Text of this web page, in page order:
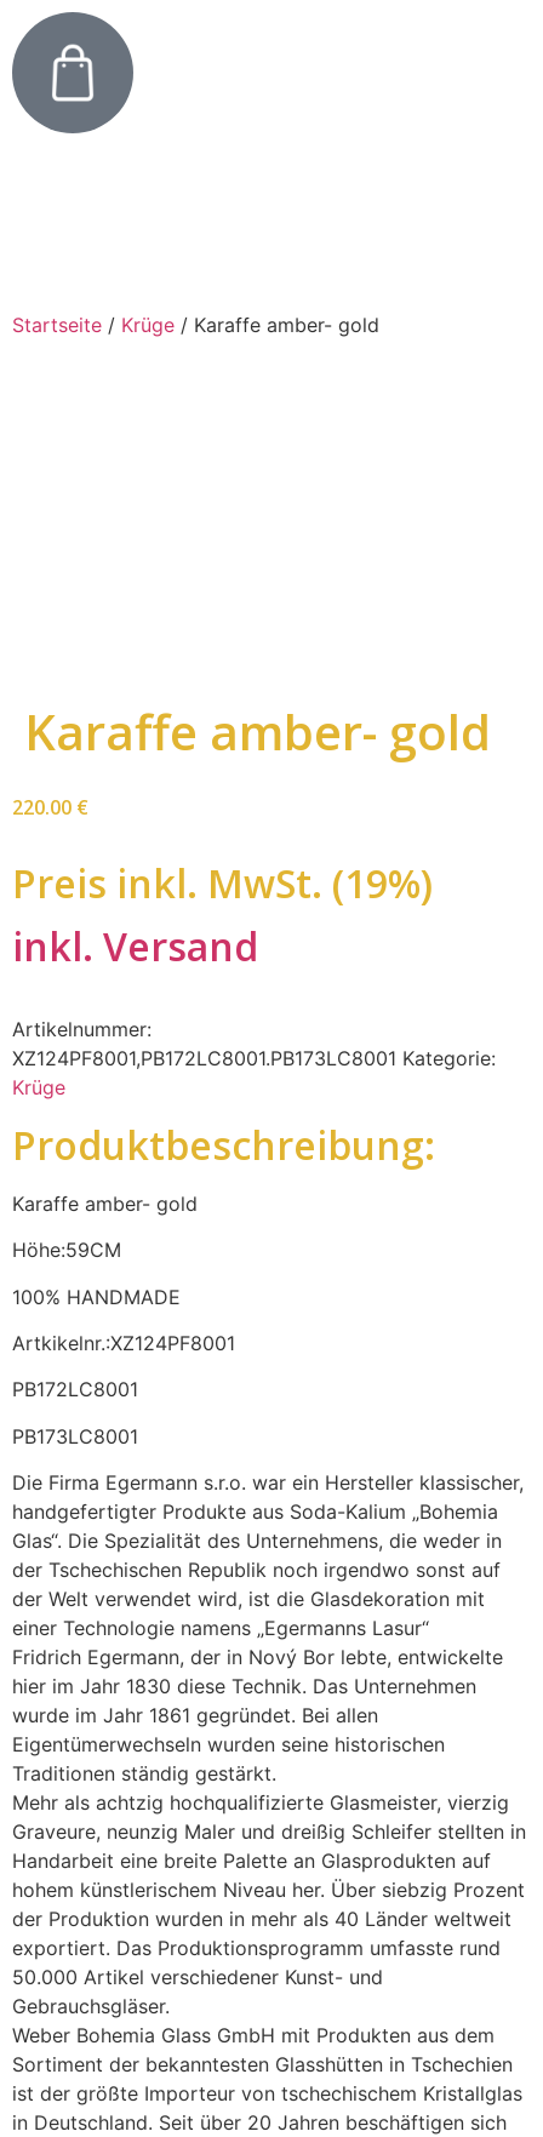
Startseite / Krüge / Karaffe amber- gold
Karaffe amber- gold
220.00 €
Preis inkl. MwSt. (19%)
inkl. Versand
Artikelnummer:
XZ124PF8001,PB172LC8001.PB173LC8001 Kategorie:
Krüge
Produktbeschreibung:
Karaffe amber- gold
Höhe:59CM
100% HANDMADE
Artkikelnr.:XZ124PF8001
PB172LC8001
PB173LC8001
Die Firma Egermann s.r.o. war ein Hersteller klassischer,
handgefertigter Produkte aus Soda-Kalium „Bohemia
Glas“. Die Spezialität des Unternehmens, die weder in
der Tschechischen Republik noch irgendwo sonst auf
der Welt verwendet wird, ist die Glasdekoration mit
einer Technologie namens „Egermanns Lasur“
Fridrich Egermann, der in Nový Bor lebte, entwickelte
hier im Jahr 1830 diese Technik. Das Unternehmen
wurde im Jahr 1861 gegründet. Bei allen
Eigentümerwechseln wurden seine historischen
Traditionen ständig gestärkt.
Mehr als achtzig hochqualifizierte Glasmeister, vierzig
Graveure, neunzig Maler und dreißig Schleifer stellten in
Handarbeit eine breite Palette an Glasprodukten auf
hohem künstlerischem Niveau her. Über siebzig Prozent
der Produktion wurden in mehr als 40 Länder weltweit
exportiert. Das Produktionsprogramm umfasste rund
50.000 Artikel verschiedener Kunst- und
Gebrauchsgläser.
Weber Bohemia Glass GmbH mit Produkten aus dem
Sortiment der bekanntesten Glasshütten in Tschechien
ist der größte Importeur von tschechischem Kristallglas
in Deutschland. Seit über 20 Jahren beschäftigen sich